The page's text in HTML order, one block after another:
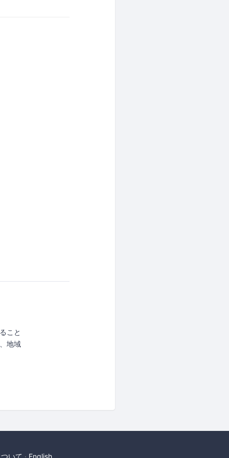
こと
地域
いて English